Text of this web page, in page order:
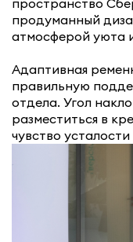
продуманный
атмосферой уюта
Адаптивная
правильную
отдела. Угол
разместиться в
чувство